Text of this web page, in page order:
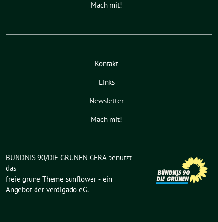
Mach mit!
Kontakt
Links
Newsletter
Mach mit!
BÜNDNIS 90/DIE GRÜNEN GERA benutzt
das
freie grüne Theme sunflower ‐ ein
Angebot der verdigado eG.